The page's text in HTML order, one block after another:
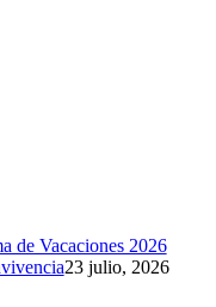
de Vacaciones 2026
23 julio, 2026